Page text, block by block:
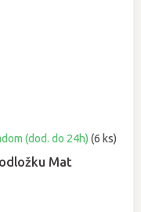
Mat
(dod. do 24h)(6 ks)